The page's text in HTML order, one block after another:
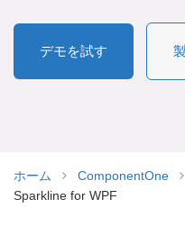
デモを試す
ホーム ComponentOne
Sparkline for WPF